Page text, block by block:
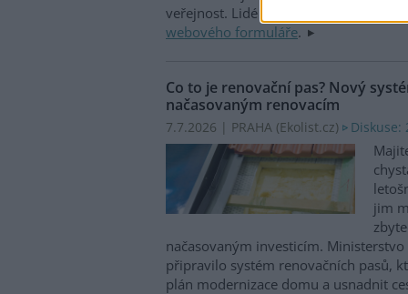
veřejnost. Lidé mohou hlásit nálezy
webového formuláře.
Co to je renovační pas? Nový
načasovaným renovacím
7.7.2026 | PRAHA (Ekolist.cz) Diskuse:
jim
načasovaným investicím.
připravilo systém renovačních pasů,
plán modernizace domu a usnadnit